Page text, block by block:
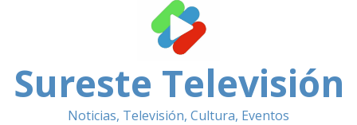
Sureste Televisión
Noticias, Televisión, Cultura, Eventos